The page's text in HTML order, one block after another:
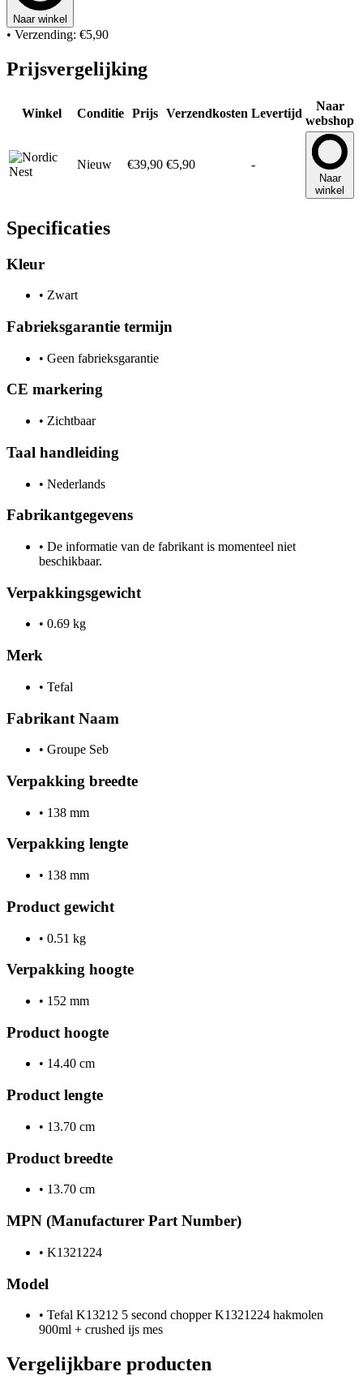
Naar winkel
• Verzending: €5,90
Prijsvergelijking
Winkel Conditie Prijs Verzendkosten Levertijd
Naar
webshop
Nieuw €39,90 €5,90 -
Naar
winkel
Specificaties
Kleur
• Zwart
Fabrieksgarantie termijn
• Geen fabrieksgarantie
CE markering
• Zichtbaar
Taal handleiding
• Nederlands
Fabrikantgegevens
• De informatie van de fabrikant is momenteel niet
beschikbaar.
Verpakkingsgewicht
• 0.69 kg
Merk
• Tefal
Fabrikant Naam
• Groupe Seb
Verpakking breedte
• 138 mm
Verpakking lengte
• 138 mm
Product gewicht
• 0.51 kg
Verpakking hoogte
• 152 mm
Product hoogte
• 14.40 cm
Product lengte
• 13.70 cm
Product breedte
• 13.70 cm
MPN (Manufacturer Part Number)
• K1321224
Model
• Tefal K13212 5 second chopper K1321224 hakmolen
900ml + crushed ijs mes
Vergelijkbare producten